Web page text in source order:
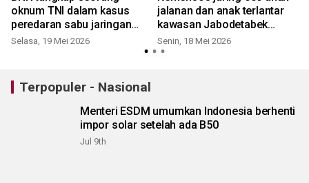
oknum TNI dalam kasus
peredaran sabu jaringan
Aceh-Bogor
Selasa, 19 Mei 2026
jalanan dan anak terlantar
kawasan Jabodetabek
masuk Sekolah Rakyat
Senin, 18 Mei 2026
Terpopuler - Nasional
Menteri ESDM umumkan Indonesia berhenti
impor solar setelah ada B50
Jul 9th